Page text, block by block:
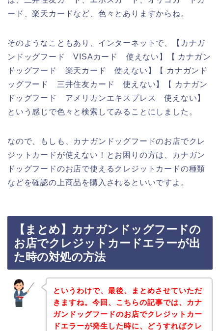
ード、楽天カードなど、色々とありますからね。
そのようなこともあり、インターネットで、【カナガ
ンドッグフード VISAカード 使えない】【 カナガン
ドッグフード 楽天カード 使えない】【 カナガンド
ッグフード 三井住友カード 使えない】【 カナガン
ドッグフード アメリカンエキスプレス 使えない】
という感じで色々と検索してみることにしました。
なので、もしも、カナガンドッグフードのお店でクレ
ジットカードが使えない！とお困りの方は、カナガン
ドッグフードのお店で使えるクレジットカードの種類
などを確認の上商品を購入されるといいですよ。
【まとめ】カナガンドッグフードの
お店でクレジットカードエラーが出
た時の対処の方法
というわけで、最後、まとめさせていただ
きますね。今回、こちらの記事では、カナ
ガンドッグフードのお店でクレジットカー
ドエラーが発生した時に、どうすればクレ